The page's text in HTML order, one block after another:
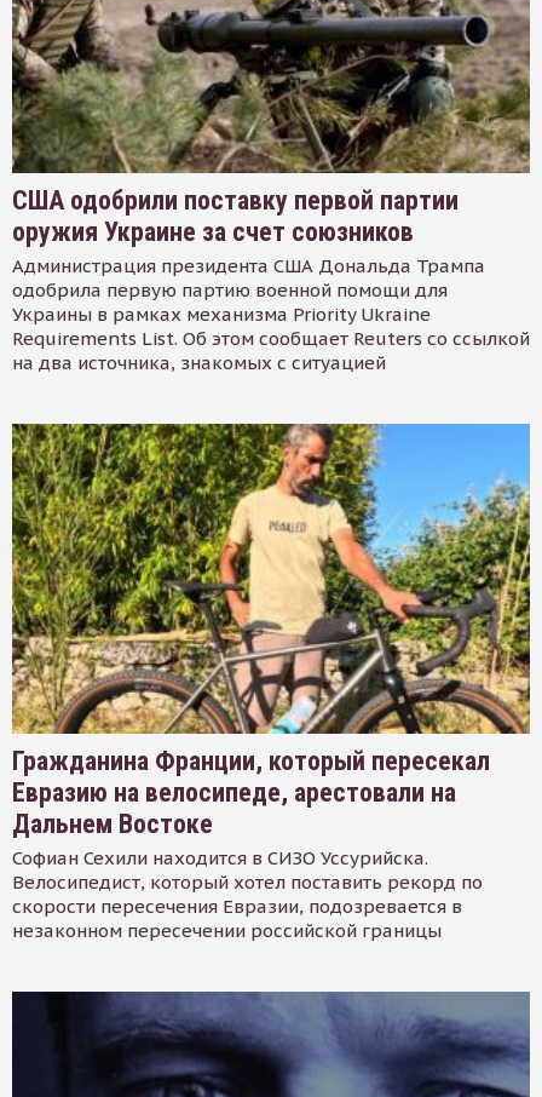
США одобрили поставку первой партии
оружия Украине за счет союзников
Администрация президента США Дональда Трампа
одобрила первую партию военной помощи для
Украины в рамках механизма Priority Ukraine
Requirements List. Об этом сообщает Reuters со ссылкой
на два источника, знакомых с ситуацией
Гражданина Франции, который пересекал
Евразию на велосипеде, арестовали на
Дальнем Востоке
Софиан Сехили находится в СИЗО Уссурийска.
Велосипедист, который хотел поставить рекорд по
скорости пересечения Евразии, подозревается в
незаконном пересечении российской границы